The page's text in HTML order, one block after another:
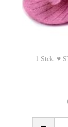
1 Stck. ♥